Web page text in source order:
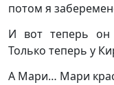
потом я
И вот теперь он
Только теперь у
А Мари… Мари